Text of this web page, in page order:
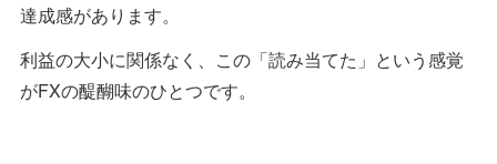
達成感があります。
利益の大小に関係なく、この「読み当てた」という感覚
がFXの醍醐味のひとつです。